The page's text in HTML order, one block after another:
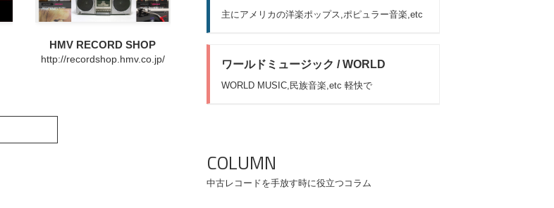
HMV RECORD SHOP
http://recordshop.hmv.co.jp/
主にアメリカの洋楽ポップス,ポピュラー音楽,etc
ワールドミュージック / WORLD
WORLD MUSIC,民族音楽,etc 軽快で
COLUMN
中古レコードを手放す時に役立つコラム